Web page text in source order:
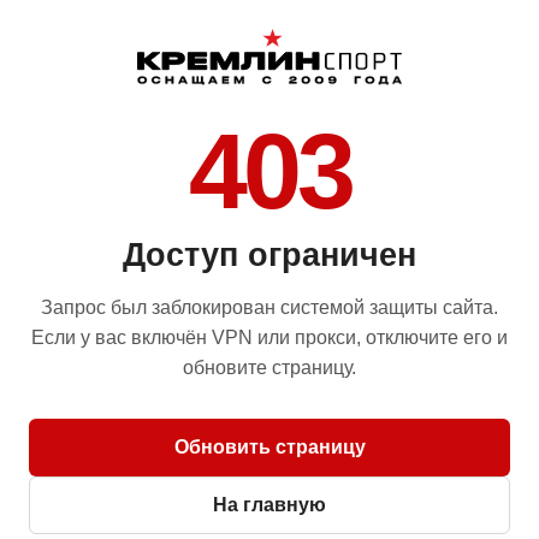
403
Доступ ограничен
Запрос был заблокирован системой защиты сайта.
Если у вас включён VPN или прокси, отключите его и
обновите страницу.
Обновить страницу
На главную